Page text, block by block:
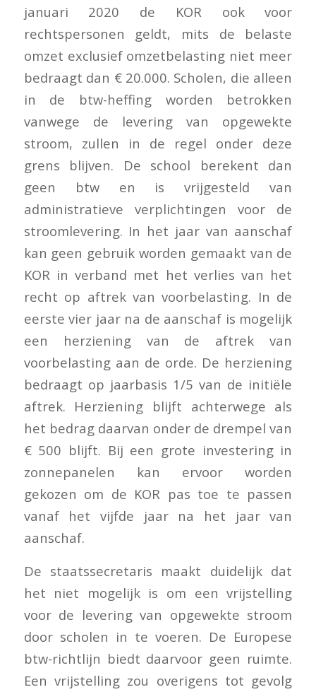
januari 2020 de KOR ook voor
rechtspersonen geldt, mits de belaste
omzet exclusief omzetbelasting niet meer
bedraagt dan € 20.000. Scholen, die alleen
in de btw-heffing worden betrokken
vanwege de levering van opgewekte
stroom, zullen in de regel onder deze
grens blijven. De school berekent dan
geen btw en is vrijgesteld van
administratieve verplichtingen voor de
stroomlevering. In het jaar van aanschaf
kan geen gebruik worden gemaakt van de
KOR in verband met het verlies van het
recht op aftrek van voorbelasting. In de
eerste vier jaar na de aanschaf is mogelijk
een herziening van de aftrek van
voorbelasting aan de orde. De herziening
bedraagt op jaarbasis 1/5 van de initiële
aftrek. Herziening blijft achterwege als
het bedrag daarvan onder de drempel van
€ 500 blijft. Bij een grote investering in
zonnepanelen kan ervoor worden
gekozen om de KOR pas toe te passen
vanaf het vijfde jaar na het jaar van
aanschaf.
De staatssecretaris maakt duidelijk dat
het niet mogelijk is om een vrijstelling
voor de levering van opgewekte stroom
door scholen in te voeren. De Europese
btw-richtlijn biedt daarvoor geen ruimte.
Een vrijstelling zou overigens tot gevolg